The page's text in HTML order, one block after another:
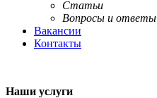
Статьи
Вопросы и ответы
Вакансии
Контакты
Наши услуги